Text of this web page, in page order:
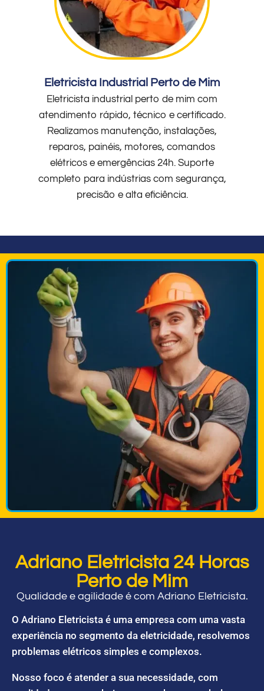
Eletricista Industrial Perto de Mim
Eletricista industrial perto de mim com
atendimento rápido, técnico e certificado.
Realizamos manutenção, instalações,
reparos, painéis, motores, comandos
elétricos e emergências 24h. Suporte
completo para indústrias com segurança,
precisão e alta eficiência.
Adriano Eletricista 24 Horas
Perto de Mim
Qualidade e agilidade é com Adriano Eletricista.
O Adriano Eletricista é uma empresa com uma vasta
experiência no segmento da eletricidade, resolvemos
problemas elétricos simples e complexos.
Nosso foco é atender a sua necessidade, com